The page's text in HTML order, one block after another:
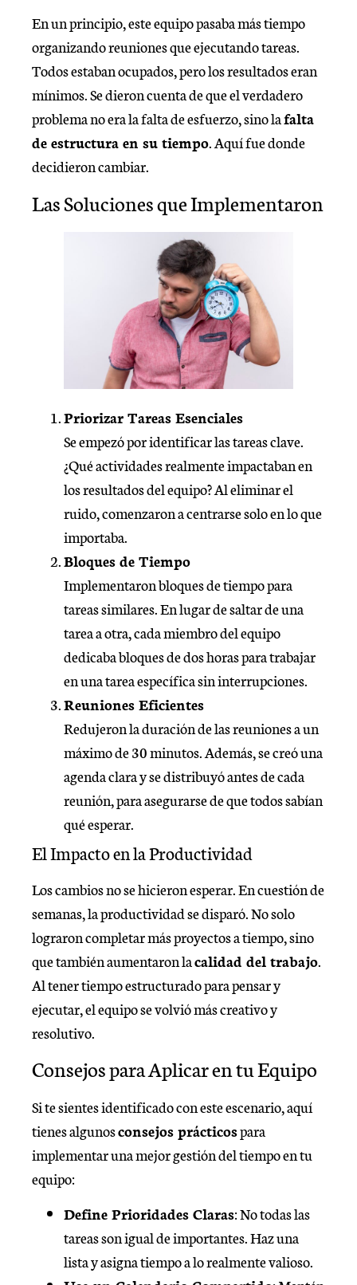
En un principio, este equipo pasaba más tiempo
organizando reuniones que ejecutando tareas.
Todos estaban ocupados, pero los resultados eran
mínimos. Se dieron cuenta de que el verdadero
problema no era la falta de esfuerzo, sino lafalta
de estructura en su tiempo. Aquí fue donde
decidieron cambiar.
Las Soluciones que Implementaron
Priorizar Tareas Esenciales
Se empezó por identificar las tareas clave.
¿Qué actividades realmente impactaban en
los resultados del equipo? Al eliminar el
ruido, comenzaron a centrarse solo en lo que
importaba.
Bloques de Tiempo
Implementaron bloques de tiempo para
tareas similares. En lugar de saltar de una
tarea a otra, cada miembro del equipo
dedicaba bloques de dos horas para trabajar
en una tarea específica sin interrupciones.
Reuniones Eficientes
Redujeron la duración de las reuniones a un
máximo de 30 minutos. Además, se creó una
agenda clara y se distribuyó antes de cada
reunión, para asegurarse de que todos sabían
qué esperar.
El Impacto en la Productividad
Los cambios no se hicieron esperar. En cuestión de
semanas, la productividad se disparó. No solo
lograron completar más proyectos a tiempo, sino
que también aumentaron lacalidad del trabajo.
Al tener tiempo estructurado para pensar y
ejecutar, el equipo se volvió más creativo y
resolutivo.
Consejos para Aplicar en tu Equipo
Si te sientes identificado con este escenario, aquí
tienes algunosconsejos prácticospara
implementar una mejor gestión del tiempo en tu
equipo:
Define Prioridades Claras: No todas las
tareas son igual de importantes. Haz una
lista y asigna tiempo a lo realmente valioso.